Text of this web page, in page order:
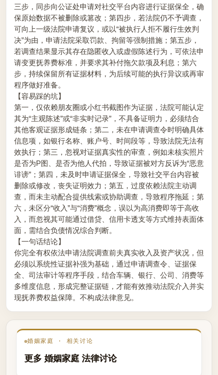
三步，同步向公证处申请对社交平台内容进行证据保全，确
保原始数据不被删除或篡改；第四步，若法院仍不予调查，
可向上一级法院申请复议，或以“被执行人拒不履行生效判
决”为由，申请法院采取罚款、拘留等强制措施；第五步，
若调查结果显示其存在隐匿收入或虚假陈述行为，可依法申
请变更抚养费标准，并要求其补付拖欠款项及利息；第六
步，持续保留所有证据材料，为后续可能的执行异议或再审
程序做好准备。
【容易踩的坑】
第一，仅依赖朋友圈或小红书截图作为证据，法院可能认定
其为“主观陈述”或“非实时记录”，不具备证明力，必须结合
其他客观证据形成链条；第二，未在申请调查令时明确具体
信息项，如银行名称、账户号、时间段等，导致法院无法有
效执行；第三，忽视对证据真实性的审查，例如未核实照片
是否为P图、是否为他人代拍，导致证据被对方反诉为“恶意
诽谤”；第四，未及时申请证据保全，导致社交平台内容被
删除或修改，丧失证明效力；第五，过度依赖法院主动调
查，而未主动配合提供线索或协助调查，导致程序拖延；第
六，未区分“收入”与“消费”概念，误以为高消费即等于高收
入，而忽视其可能通过借贷、信用卡透支等方式维持表面体
面，需结合负债情况综合判断。
【一句话结论】
你完全有权依法申请法院调查前夫真实收入及资产状况，但
必须以系统性证据补强为基础，通过申请调查令、证据保
全、司法审计等程序手段，结合车辆、银行、公司、消费等
多维度信息，形成完整证据链，才能有效推动法院介入并实
现抚养费权益保障。不构成法律意见。
婚姻家庭 · 相关讨论
更多 婚姻家庭 法律讨论